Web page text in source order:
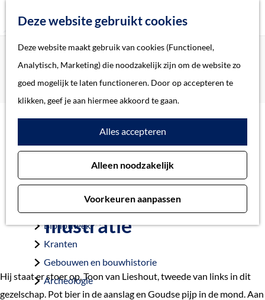
Deze website gebruikt cookies
Deze website maakt gebruik van cookies (Functioneel,
Analytisch, Marketing) die noodzakelijk zijn om de website zo
goed mogelijk te laten functioneren. Door op accepteren te
klikken, geef je aan hiermee akkoord te gaan.
Alles accepteren
Alleen noodzakelijk
Voorkeuren aanpassen
a
g
k
e
Home
Verhalen
Thema
Soort object
Collecties
Beeld en geluid
Bibliotheek
Kranten
Gebouwen en bouwhistorie
Archeologie
Home
Verhalen
Toon van Lieshout: een leven ten dienste van De
Katholieke Illustratie
Toon van Lieshout: een
leven ten dienste van
De Katholieke
Illustratie
Hij staat er stoer op, Toon van Lieshout, tweede van links in dit
gezelschap. Pot bier in de aanslag en Goudse pijp in de mond. Aan